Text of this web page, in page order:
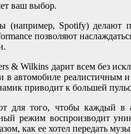
ваш выбор.
(например, Spotify) делают
позволяют
& Wilkins дарит всем без
в автомобиле
приводит к большей
для того, чтобы каждый в
режим воспроизводит
как ее хотел передать